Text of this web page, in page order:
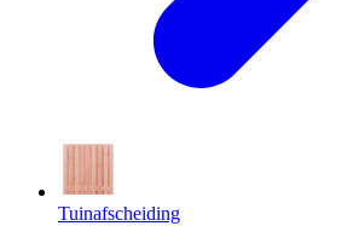
Tuinafscheiding